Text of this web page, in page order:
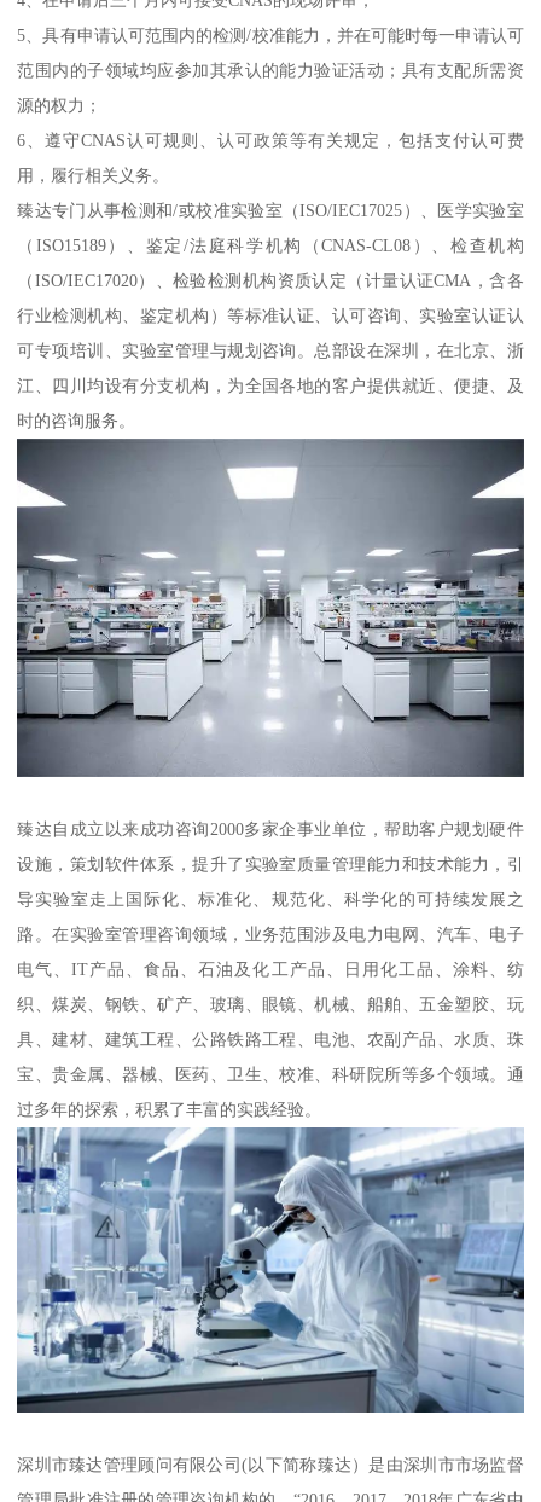
5、具有申请认可范围内的检测/校准能力，并在可能时每一申请认可
范围内的子领域均应参加其承认的能力验证活动；具有支配所需资
源的权力；
6、遵守CNAS认可规则、认可政策等有关规定，包括支付认可费
用，履行相关义务。
臻达专门从事检测和/或校准实验室（ISO/IEC17025）、医学实验室
（ISO15189）、鉴定/法庭科学机构（CNAS-CL08）、检查机构
（ISO/IEC17020）、检验检测机构资质认定（计量认证CMA，含各
行业检测机构、鉴定机构）等标准认证、认可咨询、实验室认证认
可专项培训、实验室管理与规划咨询。总部设在深圳，在北京、浙
江、四川均设有分支机构，为全国各地的客户提供就近、便捷、及
时的咨询服务。
臻达自成立以来成功咨询2000多家企事业单位，帮助客户规划硬件
设施，策划软件体系，提升了实验室质量管理能力和技术能力，引
导实验室走上国际化、标准化、规范化、科学化的可持续发展之
路。在实验室管理咨询领域，业务范围涉及电力电网、汽车、电子
电气、IT产品、食品、石油及化工产品、日用化工品、涂料、纺
织、煤炭、钢铁、矿产、玻璃、眼镜、机械、船舶、五金塑胶、玩
具、建材、建筑工程、公路铁路工程、电池、农副产品、水质、珠
宝、贵金属、器械、医药、卫生、校准、科研院所等多个领域。通
过多年的探索，积累了丰富的实践经验。
深圳市臻达管理顾问有限公司(以下简称臻达）是由深圳市市场监督